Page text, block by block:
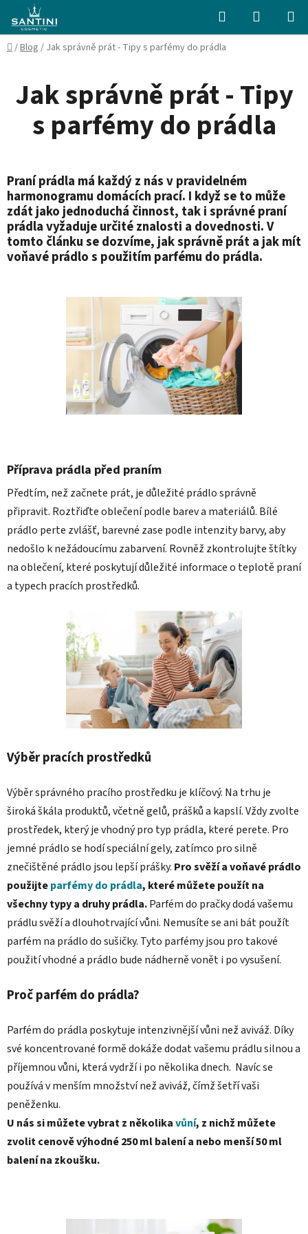
obsah
Hledat
KOŠÍK
Domů
/Blog / Jak správně prát - Tipy s parfémy do prádla
Jak správně prát - Tipy
s parfémy do prádla
Praní prádla má každý z nás v pravidelném
harmonogramu domácích prací. I když se to může
zdát jako jednoduchá činnost, tak i správné praní
prádla vyžaduje určité znalosti a dovednosti. V
tomto článku se dozvíme, jak správně prát a jak mít
voňavé prádlo s použitím parfému do prádla.
Příprava prádla před praním
Předtím, než začnete prát, je důležité prádlo správně
připravit. Roztřiďte oblečení podle barev a materiálů. Bílé
prádlo perte zvlášť, barevné zase podle intenzity barvy, aby
nedošlo k nežádoucímu zabarvení. Rovněž zkontrolujte štítky
na oblečení, které poskytují důležité informace o teplotě praní
a typech pracích prostředků.
Výběr pracích prostředků
Výběr správného pracího prostředku je klíčový. Na trhu je
široká škála produktů, včetně gelů, prášků a kapslí. Vždy zvolte
prostředek, který je vhodný pro typ prádla, které perete. Pro
jemné prádlo se hodí speciální gely, zatímco pro silně
znečištěné prádlo jsou lepší prášky. Pro svěží a voňavé prádlo
použijteparfémy do prádla, které můžete použít na
všechny typy a druhy prádla.Parfém do pračky dodá vašemu
prádlu svěží a dlouhotrvající vůni. Nemusíte se ani bát použít
parfém na prádlo do sušičky. Tyto parfémy jsou pro takové
použití vhodné a prádlo bude nádherně vonět i po vysušení.
Proč parfém do prádla?
Parfém do prádla poskytuje intenzivnější vůni než aviváž. Díky
své koncentrované formě dokáže dodat vašemu prádlu silnou a
příjemnou vůni, která vydrží i po několika dnech. Navíc se
používá v menším množství než aviváž, čímž šetří vaši
peněženku.
U nás si můžete vybrat z několikavůní, z nichž můžete
zvolit cenově výhodné 250 ml balení a nebo menší 50 ml
balení na zkoušku.